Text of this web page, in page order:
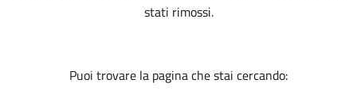
stati rimossi.
Puoi trovare la pagina che stai cercando: